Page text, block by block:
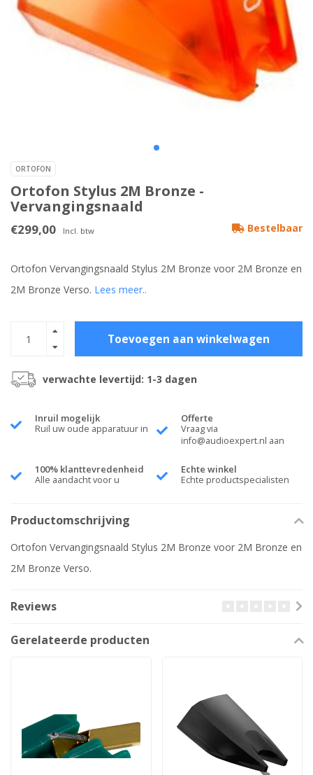
ORTOFON
Ortofon Stylus 2M Bronze -
Vervangingsnaald
€299,00 Incl. btw Bestelbaar
Ortofon Vervangingsnaald Stylus 2M Bronze voor 2M Bronze en
2M Bronze Verso. Lees meer..
Toevoegen aan winkelwagen
verwachte levertijd: 1-3 dagen
Inruil mogelijk
Ruil uw oude apparatuur in
Offerte
Vraag via
info@audioexpert.nl aan
100% klanttevredenheid
Alle aandacht voor u
Echte winkel
Echte productspecialisten
Productomschrijving
Ortofon Vervangingsnaald Stylus 2M Bronze voor 2M Bronze en
2M Bronze Verso.
Reviews
Gerelateerde producten